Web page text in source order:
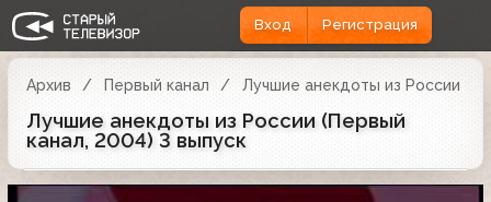
Вход Регистрация
Архив Первый канал Лучшие анекдоты из России
Лучшие анекдоты из России (Первый
канал, 2004) 3 выпуск